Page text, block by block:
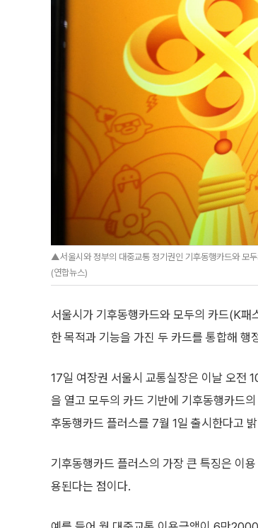
▲서울시와 정부의 대중교통 정기권인 기후동행카드와 모
(연합뉴스)
서울시가 기후동행카드와 모두의 카드(K
한 목적과 기능을 가진 두 카드를 통합해
17일 여장권 서울시 교통실장은 이날 오전
을 열고 모두의 카드 기반에 기후동행카드
후동행카드 플러스를 7월 1일 출시한다고
기후동행카드 플러스의 가장 큰 특징은 이
용된다는 점이다.